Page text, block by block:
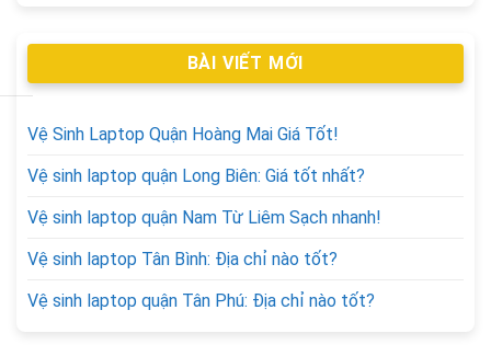
BÀI VIẾT MỚI
Vệ Sinh Laptop Quận Hoàng Mai Giá Tốt!
Vệ sinh laptop quận Long Biên: Giá tốt nhất?
Vệ sinh laptop quận Nam Từ Liêm Sạch nhanh!
Vệ sinh laptop Tân Bình: Địa chỉ nào tốt?
Vệ sinh laptop quận Tân Phú: Địa chỉ nào tốt?